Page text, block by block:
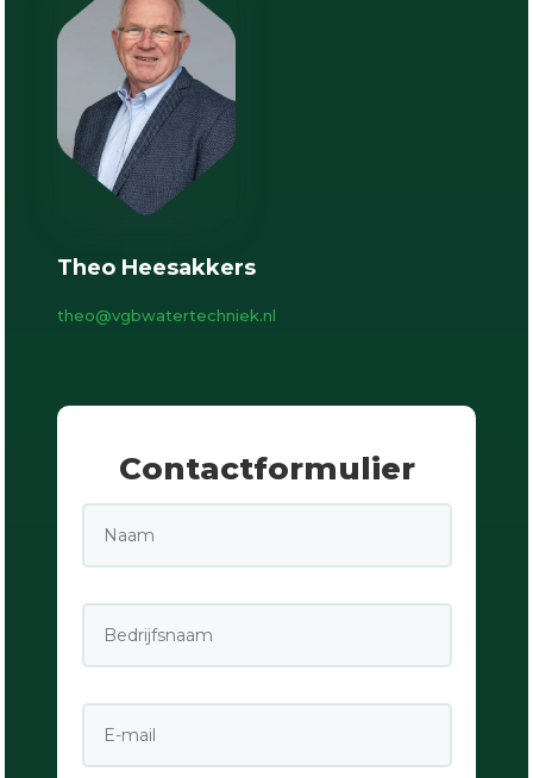
Theo Heesakkers
theo@vgbwatertechniek.nl
Contactformulier